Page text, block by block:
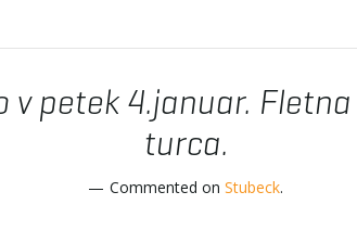
v petek 4.januar.
turca.
Commented on Stubeck.